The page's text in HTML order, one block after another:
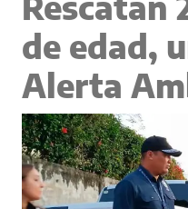
de edad,
Alerta